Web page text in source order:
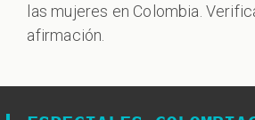
las mujeres en Colombia.
afirmación.